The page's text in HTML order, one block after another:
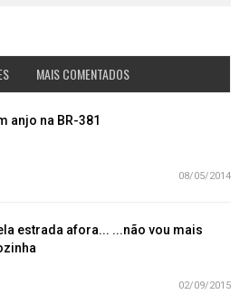
MAIS COMENTADOS
anjo na BR-381
08/05/2014
estrada afora... ...não vou mais
02/09/2015